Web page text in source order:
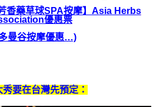
香藥草球SPA按摩】Asia Herbs
優惠票
曼谷按摩優惠…)
要在台灣先預定：